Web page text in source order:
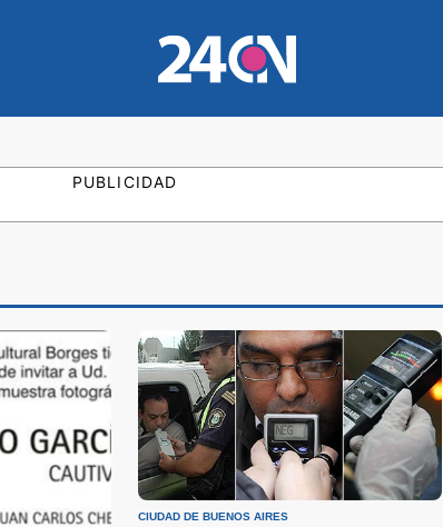
PUBLICIDAD
CIUDAD DE BUENOS AIRES